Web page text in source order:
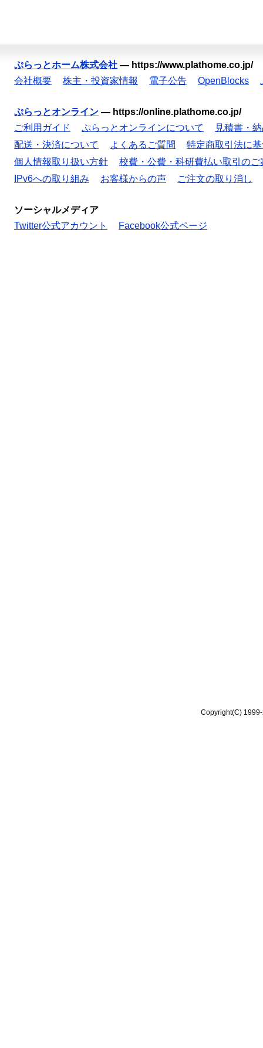
ぷらっとホーム株式会社 — https://www.plathome.co.jp/
会社概要
株主・投資家情報 電子公告 OpenBlocks
ぷらっとオンライン — https://online.plathome.co.jp/
ご利用ガイド
ぷらっとオンラインについて
見積書・
配送・決済について
よくあるご質問
特定商取引法に
個人情報取り扱い方針
校費・公費・科研費払い取引のご
IPv6への取り組み
お客様からの声 ご注文の取り消し
ソーシャルメディア
Twitter公式アカウント
Facebook公式ページ
Copyright(C)